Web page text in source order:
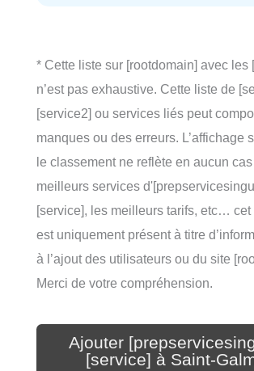
* Cette liste sur [rootdomain] avec les
n’est pas exhaustive. Cette liste de
[service2] ou services liés peut
manques ou des erreurs. L’affichage
le classement ne reflète en aucun
meilleurs services
[service], les meilleurs tarifs, etc… cet
est uniquement présent à titre
à l’ajout des utilisateurs ou du site
Merci de votre compréhension.
Ajouter
[service] à Saint-